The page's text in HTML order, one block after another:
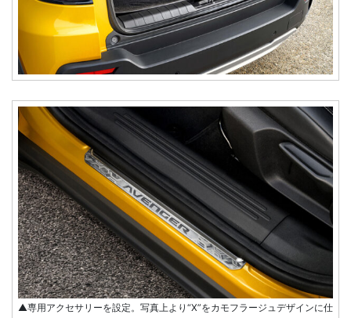
▲専用アクセサリーを設定。写真上より“X”をカモフラージュデザインに仕